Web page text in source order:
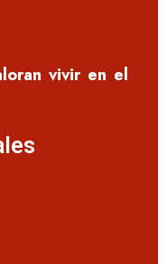
vivir en el